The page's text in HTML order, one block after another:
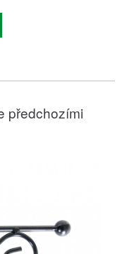
předchozími